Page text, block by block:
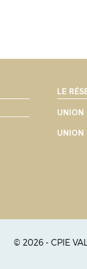
LE
UNION
UNION
© 2026 - CPIE